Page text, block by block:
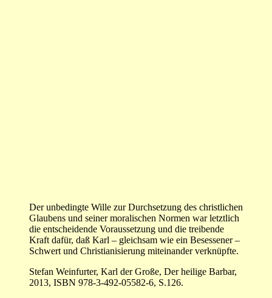
Der unbedingte Wille zur Durchsetzung des christlichen
Glaubens und seiner moralischen Normen war letztlich
die entscheidende Voraussetzung und die treibende
Kraft dafür, daß Karl – gleichsam wie ein Besessener –
Schwert und Christianisierung miteinander verknüpfte.
Stefan Weinfurter, Karl der Große, Der heilige Barbar,
2013, ISBN 978-3-492-05582-6, S.126.